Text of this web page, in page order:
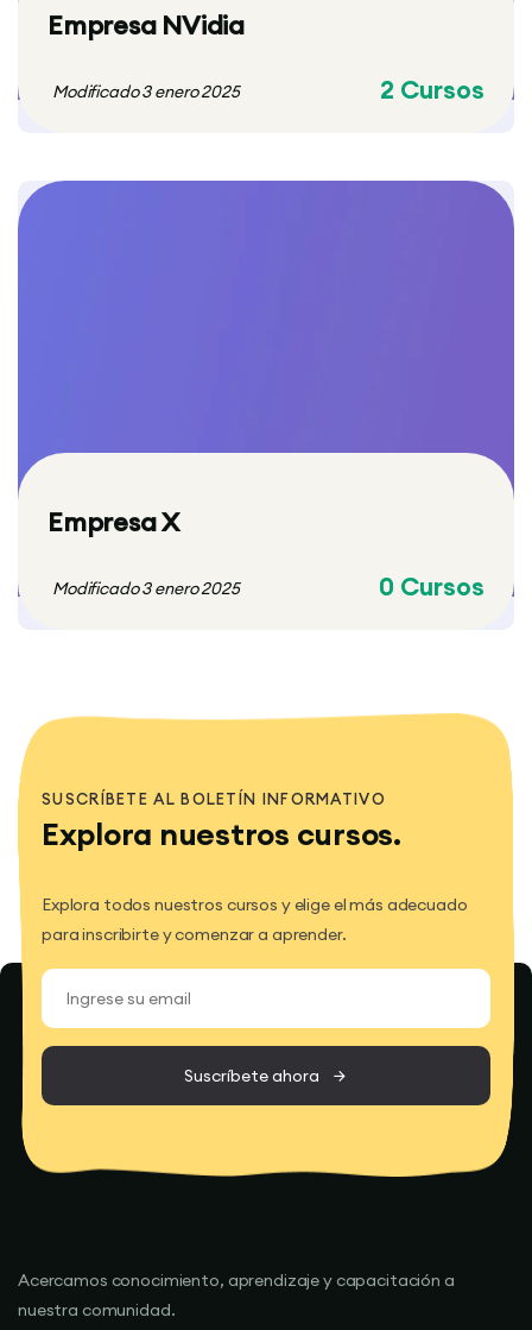
Empresa NVidia
Modificado 3 enero 2025 2 Cursos
Empresa X
Modificado 3 enero 2025 0 Cursos
Bloques
SUSCRÍBETE AL BOLETÍN INFORMATIVO
Explora nuestros cursos.
Explora todos nuestros cursos y elige el más adecuado
para inscribirte y comenzar a aprender.
Suscríbete ahora
Acercamos conocimiento, aprendizaje y capacitación a
nuestra comunidad.